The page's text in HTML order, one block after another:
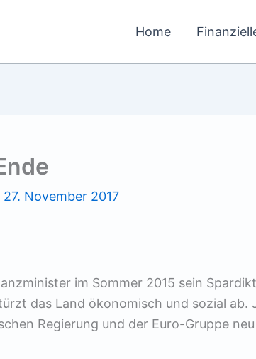
Home
27. November 2017
im Sommer 2015 sein
das Land ökonomisch und sozial ab.
Regierung und der Euro-Gruppe